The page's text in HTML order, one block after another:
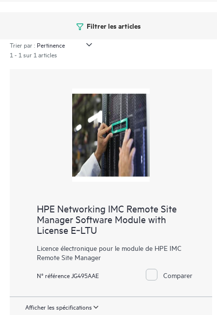
Filtrer les articles
Trier par :
1 - 1 sur 1 articles
HPE Networking IMC Remote Site
Manager Software Module with
License E‑LTU
Licence électronique pour le module de HPE IMC
Remote Site Manager
N° référence JG495AAE Comparer
Afficher les spécifications